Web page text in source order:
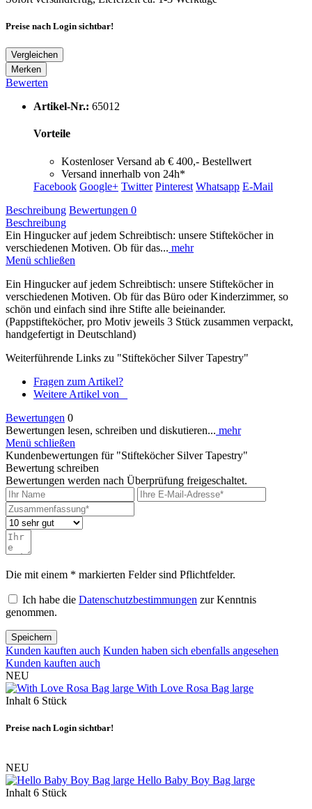
Preise nach Login sichtbar!
Vergleichen
Merken
Bewerten
Artikel-Nr.: 65012
Vorteile
Kostenloser Versand ab € 400,- Bestellwert
Versand innerhalb von 24h*
Facebook Google+ Twitter Pinterest Whatsapp E-Mail
Beschreibung Bewertungen 0
Beschreibung
Ein Hingucker auf jedem Schreibtisch: unsere Stifteköcher in
verschiedenen Motiven. Ob für das... mehr
Menü schließen
Ein Hingucker auf jedem Schreibtisch: unsere Stifteköcher in
verschiedenen Motiven. Ob für das Büro oder Kinderzimmer, so
schön und einfach sind ihre Stifte alle beieinander.
(Pappstifteköcher, pro Motiv jeweils 3 Stück zusammen verpackt,
handgefertigt in Deutschland)
Weiterführende Links zu "Stifteköcher Silver Tapestry"
Fragen zum Artikel?
Weitere Artikel von _
Bewertungen 0
Bewertungen lesen, schreiben und diskutieren... mehr
Menü schließen
Kundenbewertungen für "Stifteköcher Silver Tapestry"
Bewertung schreiben
Bewertungen werden nach Überprüfung freigeschaltet.
Die mit einem * markierten Felder sind Pflichtfelder.
Ich habe die Datenschutzbestimmungen zur Kenntnis
genommen.
Speichern
Kunden kauften auch Kunden haben sich ebenfalls angesehen
Kunden kauften auch
NEU
With Love Rosa Bag large
Inhalt 6 Stück
Preise nach Login sichtbar!
NEU
Hello Baby Boy Bag large
Inhalt 6 Stück